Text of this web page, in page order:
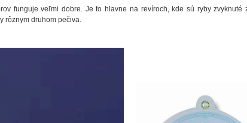
funguje veľmi dobre. Je to hlavne na revíroch, kde sú ryby
rôznym druhom pečiva.